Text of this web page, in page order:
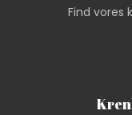
Find vores